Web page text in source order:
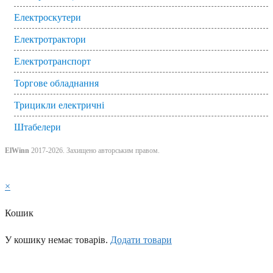
Електроскутери
Електротрактори
Електротранспорт
Торгове обладнання
Трицикли електричні
Штабелери
ElWinn 2017-2026. Захищено авторським правом.
×
Кошик
У кошику немає товарів. Додати товари